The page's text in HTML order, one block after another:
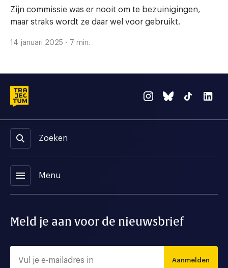
Zijn commissie was er nooit om te bezuinigingen,
maar straks wordt ze daar wel voor gebruikt.
14 januari 2025 - 7 min.
Zoeken
menu Menu
Meld je aan voor de nieuwsbrief
Aanmelden